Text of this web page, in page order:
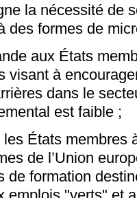
la nécessité de
des formes de
aux États
visant à
dans le
est faible ;
États membres
de l’Union
de formation